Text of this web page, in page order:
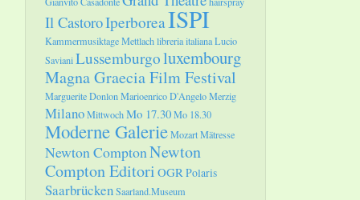
Il CastoroIperboreaISPI
Kammermusiktage Mettlachlibreria italianaLucio
SavianiLussemburgoluxembourg
Magna Graecia Film Festival
Marguerite DonlonMarioenrico D'AngeloMerzig
MilanoMittwochMo 17.30Mo 18.30
Moderne GalerieMozartMätresse
Newton ComptonNewton
Compton Editori OGRPolaris
SaarbrückenSaarland.Museum